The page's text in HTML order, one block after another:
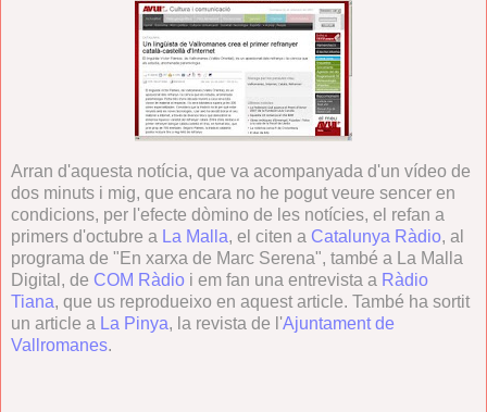
Arran d'aquesta notícia, que va acompanyada d'un vídeo de
dos minuts i mig, que encara no he pogut veure sencer en
condicions, per l'efecte dòmino de les notícies, el refan a
primers d'octubre a La Malla, el citen a Catalunya Ràdio, al
programa de "En xarxa de Marc Serena", també a La Malla
Digital, de COM Ràdio i em fan una entrevista a Ràdio
Tiana, que us reprodueixo en aquest article. També ha sortit
un article a La Pinya, la revista de l'Ajuntament de
Vallromanes.